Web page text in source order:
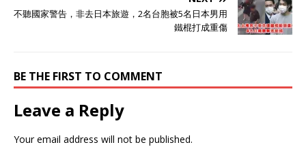
不聽國家警告，非去日本旅遊，2名台胞被5名日本男用
鐵棍打成重傷
BE THE FIRST TO COMMENT
Leave a Reply
Your email address will not be published.